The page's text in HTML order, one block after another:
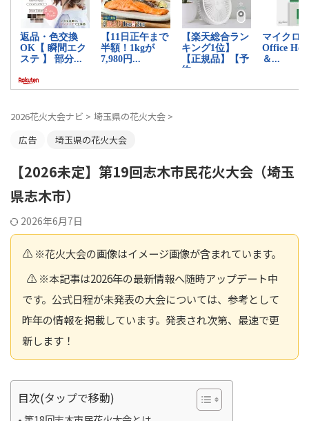
2026花火大会ナビ > 埼玉県の花火大会 >
広告
埼玉県の花火大会
【2026未定】第19回志木市民花火大会（埼玉
県志木市）
2026年6月7日
⚠️ ※花火大会の画像はイメージ画像が含まれています。
⚠️ ※本記事は2026年の最新情報へ随時アップデート中
です。公式日程が未発表の大会については、参考として
昨年の情報を掲載しています。発表され次第、最速で更
新します！
目次(タップで移動)